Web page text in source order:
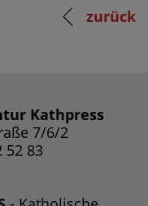
zurück
Kathpress
7/6/2
52 83